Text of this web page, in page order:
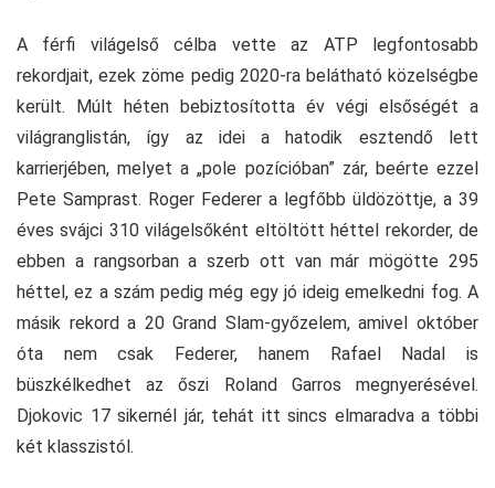
A férfi világelső célba vette az ATP legfontosabb
rekordjait, ezek zöme pedig 2020-ra belátható közelségbe
került. Múlt héten bebiztosította év végi elsőségét a
világranglistán, így az idei a hatodik esztendő lett
karrierjében, melyet a „pole pozícióban” zár, beérte ezzel
Pete Samprast. Roger Federer a legfőbb üldözöttje, a 39
éves svájci 310 világelsőként eltöltött héttel rekorder, de
ebben a rangsorban a szerb ott van már mögötte 295
héttel, ez a szám pedig még egy jó ideig emelkedni fog. A
másik rekord a 20 Grand Slam-győzelem, amivel október
óta nem csak Federer, hanem Rafael Nadal is
büszkélkedhet az őszi Roland Garros megnyerésével.
Djokovic 17 sikernél jár, tehát itt sincs elmaradva a többi
két klasszistól.